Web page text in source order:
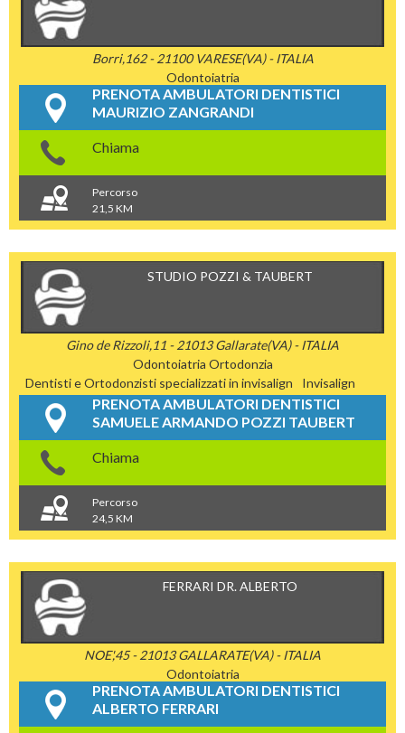
Borri,162 - 21100 VARESE(VA) - ITALIA
Odontoiatria
PRENOTA AMBULATORI DENTISTICI
MAURIZIO ZANGRANDI
Chiama
Percorso
21,5 KM
STUDIO POZZI & TAUBERT
Gino de Rizzoli,11 - 21013 Gallarate(VA) - ITALIA
Odontoiatria Ortodonzia
Dentisti e Ortodonzisti specializzati in invisalign
Invisalign
PRENOTA AMBULATORI DENTISTICI
SAMUELE ARMANDO POZZI TAUBERT
Chiama
Percorso
24,5 KM
FERRARI DR. ALBERTO
NOE',45 - 21013 GALLARATE(VA) - ITALIA
Odontoiatria
PRENOTA AMBULATORI DENTISTICI
ALBERTO FERRARI